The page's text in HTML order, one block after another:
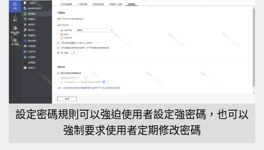
設定密碼規則可以強迫使用者設定強密碼，也可以
強制要求使用者定期修改密碼